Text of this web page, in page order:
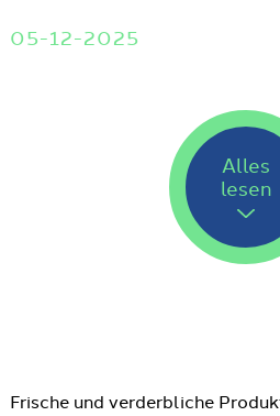
05-12-2025
Alles
lesen
Frische und verderbliche